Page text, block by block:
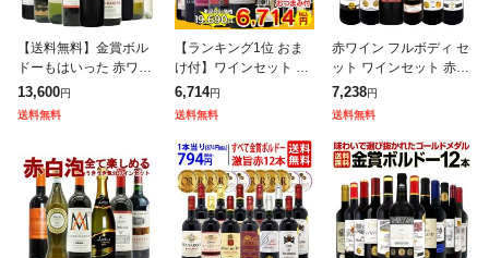
【送料無料】金賞ボル
ドーもはいった 赤ワイ
ン&白ワイン&スパーク
リングワイン 家飲みワ
13,600円
送料無料
【ランキング1位 おま
け付】ワインセット 10
本 1本672円 赤白セッ
ト 送料無料 (一部除) 金
辛口
6,714円
送料無料
赤ワイン フルボディ セ
ット ワインセット 赤
ワイン ギフト 箱 京橋
ワイン 京橋わいん 6本
み比べ
7,238円
送料無料